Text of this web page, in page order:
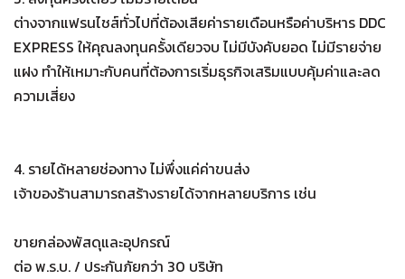
ต่างจากแฟรนไชส์ทั่วไปที่ต้องเสียค่ารายเดือนหรือค่าบริหาร DDC
EXPRESS ให้คุณลงทุนครั้งเดียวจบ ไม่มีบังคับยอด ไม่มีรายจ่าย
แฝง ทำให้เหมาะกับคนที่ต้องการเริ่มธุรกิจเสริมแบบคุ้มค่าและลด
ความเสี่ยง
4. รายได้หลายช่องทาง ไม่พึ่งแค่ค่าขนส่ง
เจ้าของร้านสามารถสร้างรายได้จากหลายบริการ เช่น
ขายกล่องพัสดุและอุปกรณ์
ต่อ พ.ร.บ. / ประกันภัยกว่า 30 บริษัท